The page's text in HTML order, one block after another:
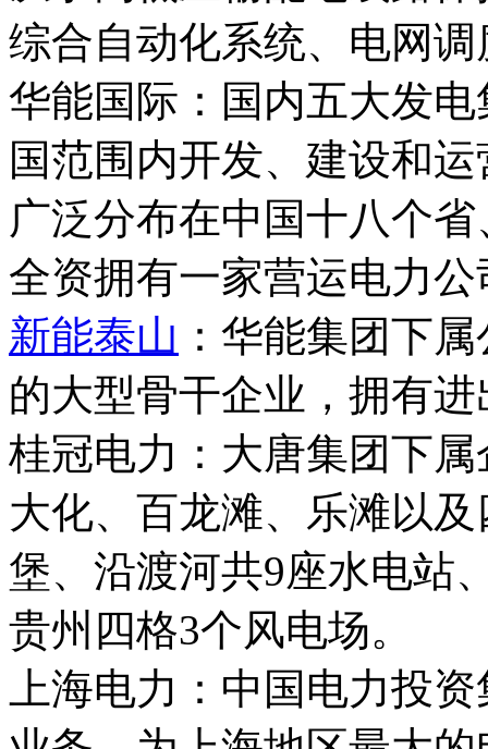
综合自动化系统、电网
华能国际：国内五大发
国范围内开发、建设和
广泛分布在中国十八个
全资拥有一家营运电力公
新能泰山 ：华能集团下
的大型骨干企业，拥有
桂冠电力：大唐集团下
大化、百龙滩、乐滩以
堡、沿渡河共9座水电站
贵州四格3个风电场。
上海电力：中国电力投